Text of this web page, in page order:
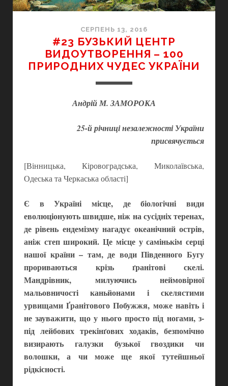
СЕРПЕНЬ 13, 2016
#23 БУЗЬКИЙ ЦЕНТР
ВИДОУТВОРЕННЯ – 100
ПРИРОДНИХ ЧУДЕС УКРАЇНИ
Андрій М. ЗАМОРОКА
25-й річниці незалежності України
присвячується
[Вінницька, Кіровоградська, Миколаївська,
Одеська та Черкаська області]
Є в Україні місце, де біологічні види
еволюціонують швидше, ніж на сусідніх теренах,
де рівень ендемізму нагадує океанічний острів,
аніж степ широкий. Це місце у самінькім серці
нашої країни – там, де води Південного Бугу
прориваються крізь ґранітові скелі.
Мандрівник, милуючись неймовірної
мальовничості каньйонами і скелястими
урвищами Ґранітового Побужжя, може навіть і
не зауважити, що у нього просто під ногами, з-
під лейбових трекінґових ходаків, безпомічно
визирають галузки бузької гвоздики чи
волошки, а чи може ще якої тутейшньої
рідкісності.